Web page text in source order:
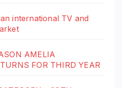
international TV and
AMELIA
FOR THIRD YEAR